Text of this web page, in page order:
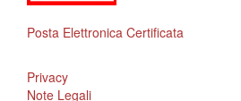
Posta Elettronica Certificata
Privacy
Note Legali